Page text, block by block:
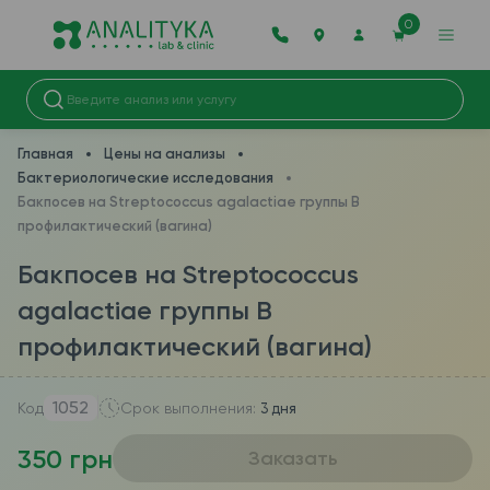
0
Главная
Цены на анализы
Бактериологические исследования
Бакпосев на Streptococcus agalactiae группы B
профилактический (вагина)
Бакпосев на Streptococcus
agalactiae группы B
профилактический (вагина)
Код 1052 Срок выполнения: 3 дня
350 грн Заказать